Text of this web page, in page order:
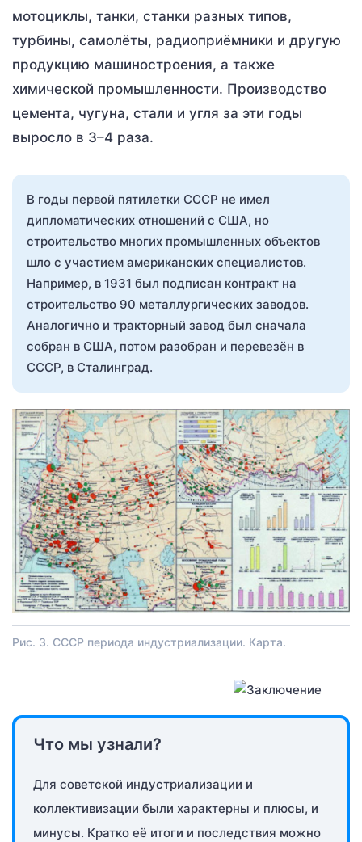
мотоциклы, танки, станки разных типов,
турбины, самолёты, радиоприёмники и другую
продукцию машиностроения, а также
химической промышленности. Производство
цемента, чугуна, стали и угля за эти годы
выросло в 3–4 раза.
В годы первой пятилетки СССР не имел
дипломатических отношений с США, но
строительство многих промышленных объектов
шло с участием американских специалистов.
Например, в 1931 был подписан контракт на
строительство 90 металлургических заводов.
Аналогично и тракторный завод был сначала
собран в США, потом разобран и перевезён в
СССР, в Сталинград.
Рис. 3. СССР периода индустриализации. Карта.
Что мы узнали?
Для советской индустриализации и
коллективизации были характерны и плюсы, и
минусы. Кратко её итоги и последствия можно